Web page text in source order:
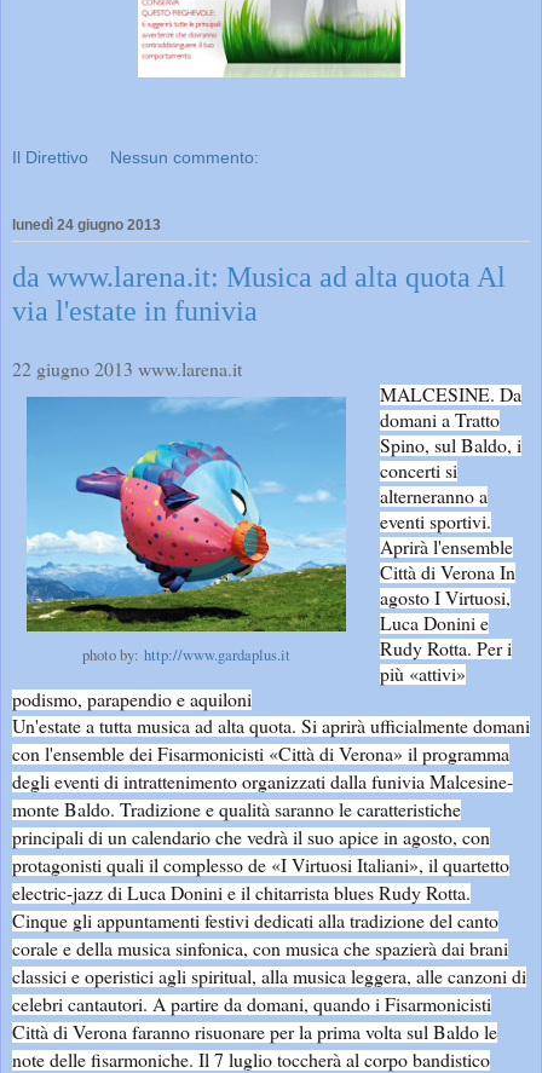
Il Direttivo Nessun commento:
lunedì 24 giugno 2013
da www.larena.it: Musica ad alta quota Al
via l'estate in funivia
22 giugno 2013 www.larena.it
photo by: http://www.gardaplus.it
MALCESINE. Da
domani a Tratto
Spino, sul Baldo, i
concerti si
alterneranno a
eventi sportivi.
Aprirà l'ensemble
Città di Verona In
agosto I Virtuosi,
Luca Donini e
Rudy Rotta. Per i
più «attivi»
podismo, parapendio e aquiloni
Un'estate a tutta musica ad alta quota. Si aprirà ufficialmente domani
con l'ensemble dei Fisarmonicisti «Città di Verona» il programma
degli eventi di intrattenimento organizzati dalla funivia Malcesine-
monte Baldo. Tradizione e qualità saranno le caratteristiche
principali di un calendario che vedrà il suo apice in agosto, con
protagonisti quali il complesso de «I Virtuosi Italiani», il quartetto
electric-jazz di Luca Donini e il chitarrista blues Rudy Rotta.
Cinque gli appuntamenti festivi dedicati alla tradizione del canto
corale e della musica sinfonica, con musica che spazierà dai brani
classici e operistici agli spiritual, alla musica leggera, alle canzoni di
celebri cantautori. A partire da domani, quando i Fisarmonicisti
Città di Verona faranno risuonare per la prima volta sul Baldo le
note delle fisarmoniche. Il 7 luglio toccherà al corpo bandistico